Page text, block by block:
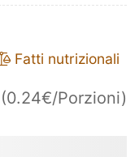
Fatti nutrizionali
(0.24€/Porzioni)